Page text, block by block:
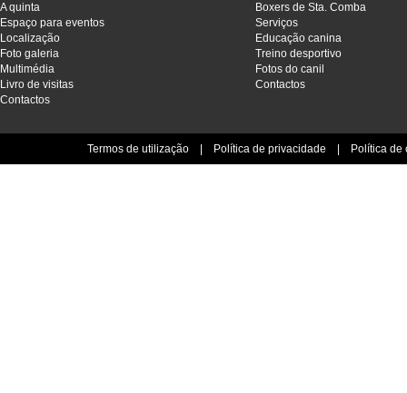
A quinta
Espaço para eventos
Localização
Foto galeria
Multimédia
Livro de visitas
Contactos
Boxers de Sta. Comba
Serviços
Educação canina
Treino desportivo
Fotos do canil
Contactos
Termos de utilização| Política de privacidade Política de